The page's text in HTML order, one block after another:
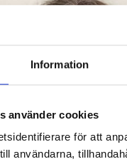
Information
använder cookies
för att
användarna,